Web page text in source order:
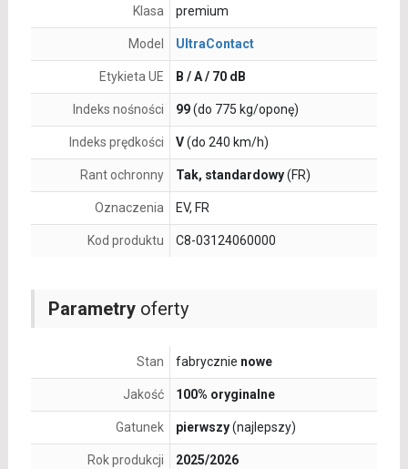
Parametryoferty
Stan fabrycznie nowe
Jakość 100% oryginalne
Gatunek pierwszy(najlepszy)
Rok produkcji 2025/2026
Klasa premium
Model UltraContact
Etykieta UE B / A / 70 dB
Indeks nośności 99(do 775 kg/oponę)
Indeks prędkości V(do 240 km/h)
Rant ochronny Tak, standardowy(FR)
Oznaczenia EV, FR
Kod produktu C8-03124060000